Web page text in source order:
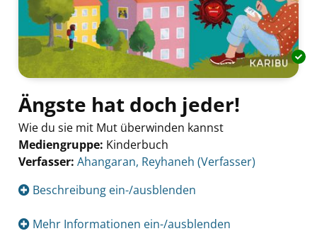
Ängste hat doch jeder!
Wie du sie mit Mut überwinden kannst
Mediengruppe: Kinderbuch
Verfasser: Suche nach diesem Verfasser
Ahangaran, Reyhaneh (Verfasser)
Beschreibung ein-/ausblenden
Mehr Informationen ein-/ausblenden